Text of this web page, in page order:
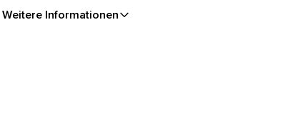
Weitere Informationen